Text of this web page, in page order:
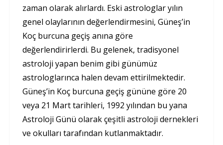
zaman olarak alırlardı. Eski astrologlar yılın
genel olaylarının değerlendirmesini, Güneş’in
Koç burcuna geçiş anına göre
değerlendirirlerdi. Bu gelenek, tradisyonel
astroloji yapan benim gibi günümüz
astrologlarınca halen devam ettirilmektedir.
Güneş’in Koç burcuna geçiş gününe göre 20
veya 21 Mart tarihleri, 1992 yılından bu yana
Astroloji Günü olarak çeşitli astroloji dernekleri
ve okulları tarafından kutlanmaktadır.